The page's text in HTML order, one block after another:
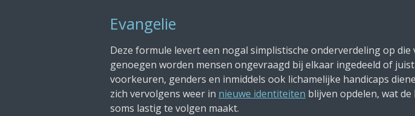
Evangelie
Deze formule levert een nogal simplistische onderverdeling op
genoegen worden mensen ongevraagd bij elkaar ingedeeld of
voorkeuren, genders en inmiddels ook lichamelijke handicaps
zich vervolgens weer in nieuwe identiteiten blijven opdelen, wat
soms lastig te volgen maakt.